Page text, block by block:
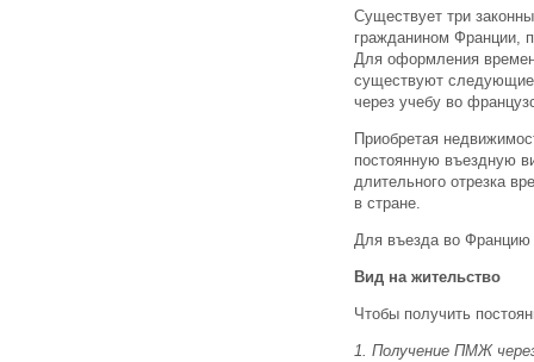
Существует три
гражданином Франции,
Для оформления
существуют следующие
через учебу во
Приобретая
постоянную въездную
длительного отрезка
в стране.
Для въезда во Францию
Вид на жительство
Чтобы получить
1. Получение ПМЖ